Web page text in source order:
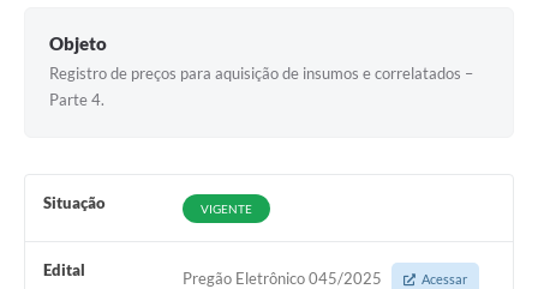
Objeto
Registro de preços para aquisição de insumos e correlatados –
Parte 4.
Situação VIGENTE
Edital Pregão Eletrônico 045/2025 Acessar